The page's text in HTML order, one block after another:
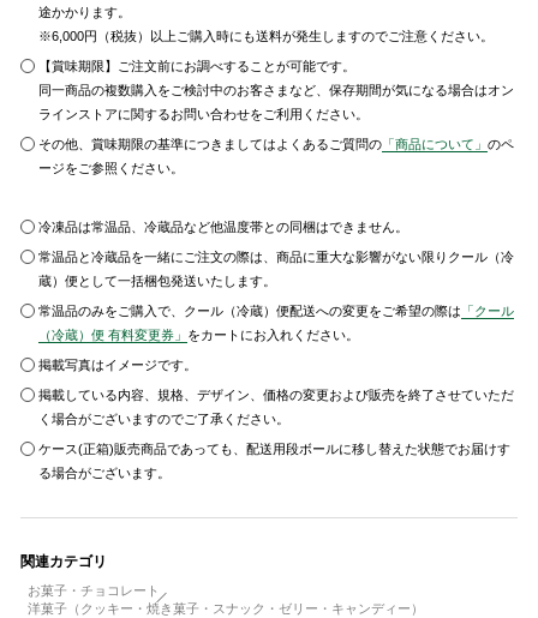
途かかります。
※6,000円（税抜）以上ご購入時にも送料が発生しますのでご注意ください。
【賞味期限】ご注文前にお調べすることが可能です。
同一商品の複数購入をご検討中のお客さまなど、保存期間が気になる場合はオン
ラインストアに関するお問い合わせをご利用ください。
その他、賞味期限の基準につきましてはよくあるご質問の 「商品について」のペ
ージをご参照ください。
冷凍品は常温品、冷蔵品など他温度帯との同梱はできません。
常温品と冷蔵品を一緒にご注文の際は、商品に重大な影響がない限りクール（冷
蔵）便として一括梱包発送いたします。
常温品のみをご購入で、クール（冷蔵）便配送への変更をご希望の際は 「クール
（冷蔵）便 有料変更券」 をカートにお入れください。
掲載写真はイメージです。
掲載している内容、規格、デザイン、価格の変更および販売を終了させていただ
く場合がございますのでご了承ください。
ケース(正箱)販売商品であっても、配送用段ボールに移し替えた状態でお届けす
る場合がございます。
関連カテゴリ
お菓子・チョコレート
洋菓子（クッキー・焼き菓子・スナック・ゼリー・キャンディー）